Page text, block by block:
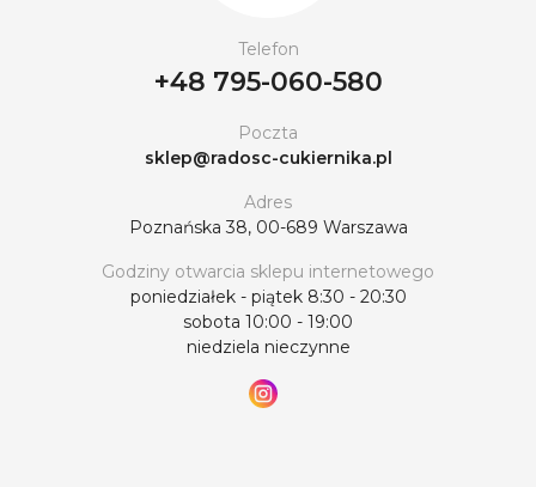
Telefon
+48 795-060-580
Poczta
sklep@radosc-cukiernika.pl
Adres
Poznańska 38, 00-689 Warszawa
Godziny otwarcia sklepu internetowego
poniedziałek - piątek 8:30 - 20:30
sobota 10:00 - 19:00
niedziela nieczynne